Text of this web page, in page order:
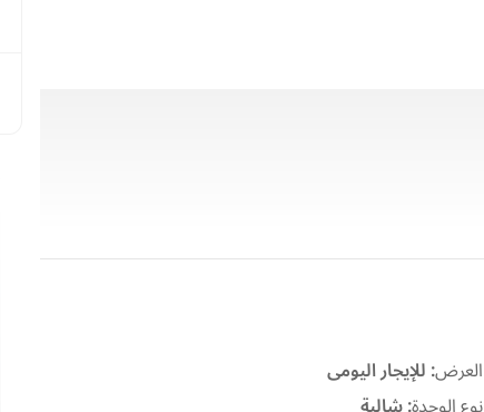
العرض:للإيجار اليومى